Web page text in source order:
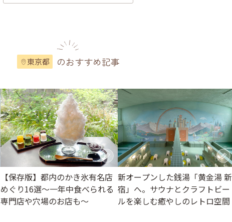
東京都 のおすすめ記事
【保存版】都内のかき氷有名店
めぐり16選～一年中食べられる
専門店や穴場のお店も～
新オープンした銭湯「黄金湯 新
宿」へ。サウナとクラフトビー
ルを楽しむ癒やしのレトロ空間